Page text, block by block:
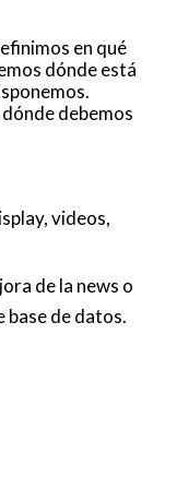
en qué
dónde está
debemos
videos,
de la news o
base de datos.